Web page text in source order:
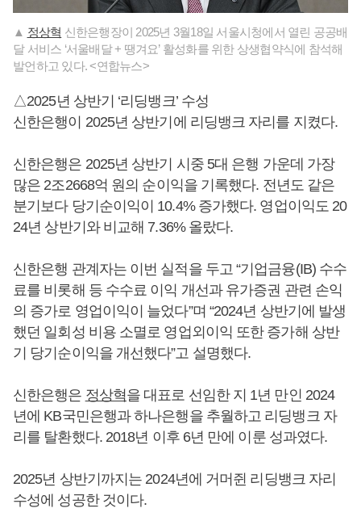
▲ 정상혁 신한은행장이 2025년 3월18일 서울시청에서 열린 공공배
달 서비스 ‘서울배달 + 땡겨요’ 활성화를 위한 상생협약식에 참석해
발언하고 있다. <연합뉴스>
△2025년 상반기 ‘리딩뱅크’ 수성
신한은행이 2025년 상반기에 리딩뱅크 자리를 지켰다.
신한은행은 2025년 상반기 시중 5대 은행 가운데 가장
많은 2조2668억 원의 순이익을 기록했다. 전년도 같은
분기보다 당기순이익이 10.4% 증가했다. 영업이익도 20
24년 상반기와 비교해 7.36% 올랐다.
신한은행 관계자는 이번 실적을 두고 “기업금융(IB) 수수
료를 비롯해 등 수수료 이익 개선과 유가증권 관련 손익
의 증가로 영업이익이 늘었다”며 “2024년 상반기에 발생
했던 일회성 비용 소멸로 영업외이익 또한 증가해 상반
기 당기순이익을 개선했다”고 설명했다.
신한은행은 정상혁을 대표로 선임한 지 1년 만인 2024
년에 KB국민은행과 하나은행을 추월하고 리딩뱅크 자
리를 탈환했다. 2018년 이후 6년 만에 이룬 성과였다.
2025년 상반기까지는 2024년에 거머쥔 리딩뱅크 자리
수성에 성공한 것이다.